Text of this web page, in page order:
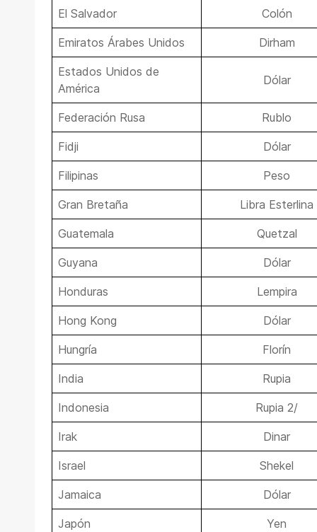
El Salvador Colón
Emiratos Árabes Unidos Dirham
Estados Unidos de
América
Dólar
Federación Rusa Rublo
Fidji Dólar
Filipinas Peso
Gran Bretaña Libra Esterlina
Guatemala Quetzal
Guyana Dólar
Honduras Lempira
Hong Kong Dólar
Hungría Florín
India Rupia
Indonesia Rupia 2/
Irak Dinar
Israel Shekel
Jamaica Dólar
Japón Yen